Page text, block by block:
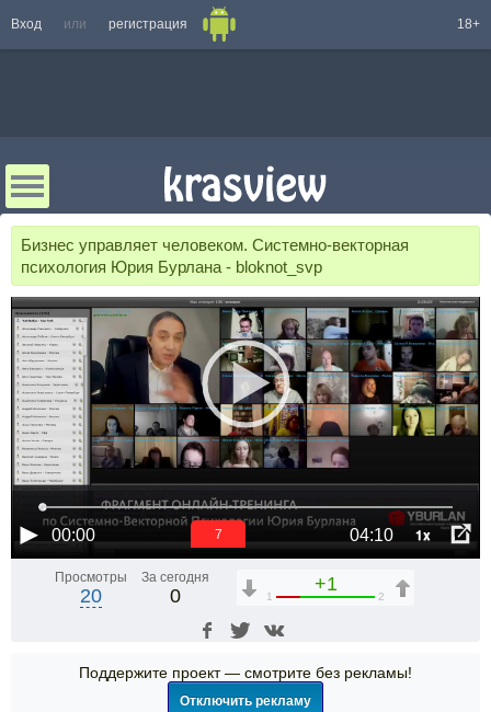
Вход или регистрация 18+
Бизнес управляет человеком. Системно-векторная
психология Юрия Бурлана - bloknot_svp
00:00 04:10 1x
6
Просмотры
20
За сегодня
0
+1
1 2
Поддержите проект — смотрите без рекламы!
Отключить рекламу